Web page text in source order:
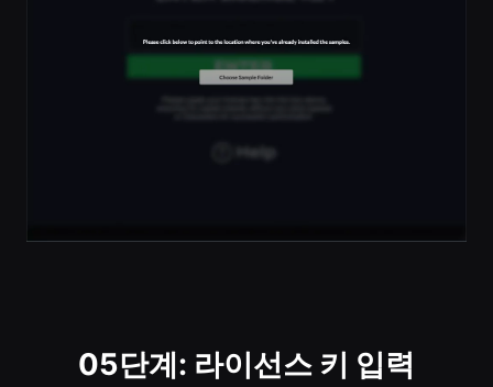
05단계: 라이선스 키 입력